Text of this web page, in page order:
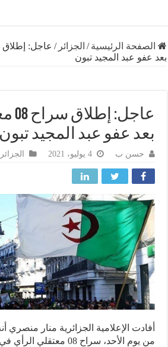
الرئيسية /الجزائر/
عبد المجيد تبون
عاجل: إطلاق
عفو عبد المجيد تبون
حسن ب الجزائر
الإعلامية الجزائرية منار منصري أنه تم
من يوم